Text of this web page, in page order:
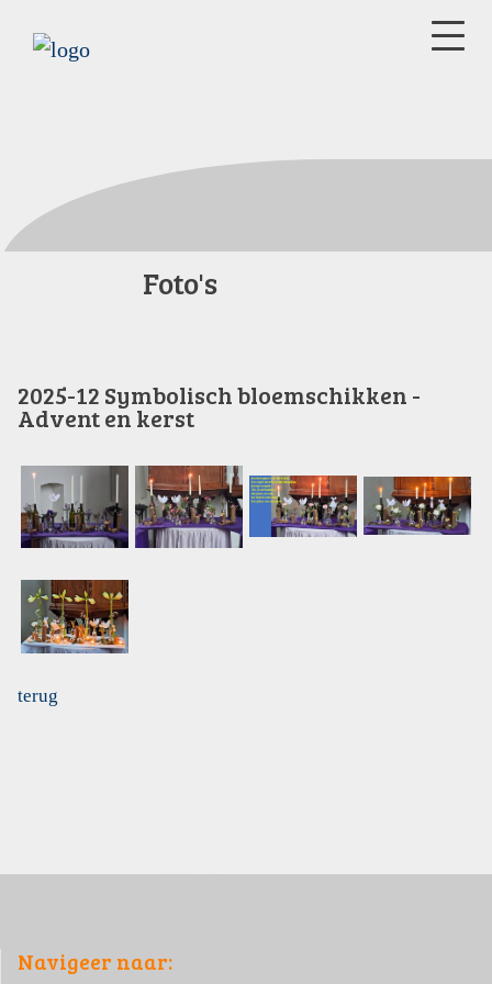
Foto's
2025-12 Symbolisch bloemschikken -
Advent en kerst
terug
Navigeer naar: